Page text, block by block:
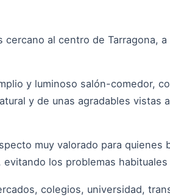
al centro de Tarragona,
y luminoso salón-comedor,
y de unas agradables
muy valorado para
los problemas
colegios, universidad,